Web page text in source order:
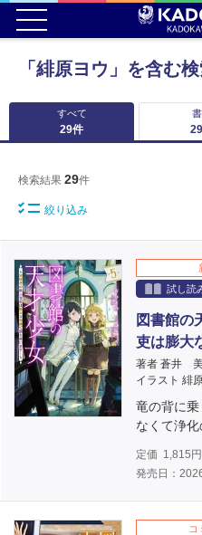
「緋原ヨウ」を含む
すべて
29件
検索結果 29件
絞り込み
試し読
図書館の
吏は膨大
著者 蒼井
イラスト 緋
竜の背に
なくて浄化
定価 1,815
発売日：
コ